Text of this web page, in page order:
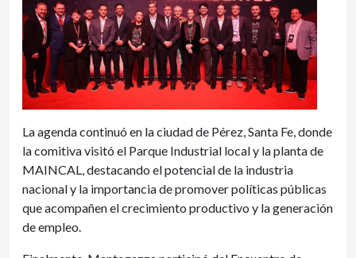
La agenda continuó en la ciudad de Pérez, Santa Fe, donde
la comitiva visitó el Parque Industrial local y la planta de
MAINCAL, destacando el potencial de la industria
nacional y la importancia de promover políticas públicas
que acompañen el crecimiento productivo y la generación
de empleo.